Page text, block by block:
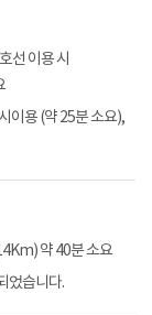
선 이용 시
이용 (약 25분 소요),
약 40분 소요
었습니다.